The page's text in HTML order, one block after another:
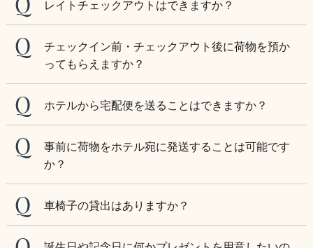
レイトチェックアウトはできますか？
チェックイン前・チェックアウト後に荷物を預か
ってもらえますか？
ホテルから宅配便を送ることはできますか？
事前に荷物をホテル宛に発送することは可能です
か？
車椅子の貸出はありますか？